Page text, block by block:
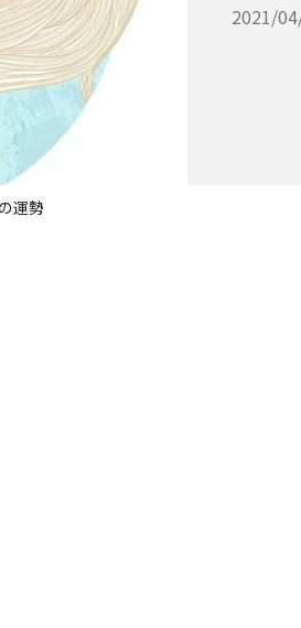
2021/
運勢